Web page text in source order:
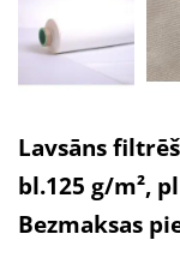
Lavsāns
bl.125 g/m²,
Bezmaksas